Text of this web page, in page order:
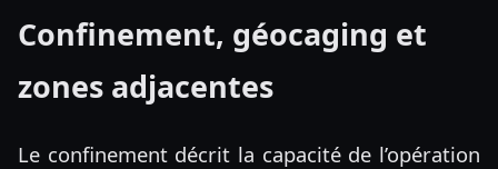
Confinement, géocaging et
zones adjacentes
Le confinement décrit la capacité de l’opération